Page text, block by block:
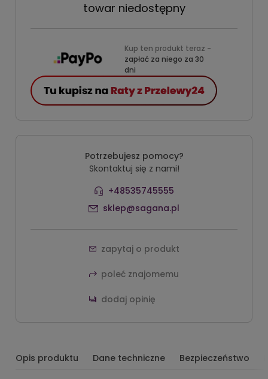
towar niedostępny
Kup ten produkt teraz -
zapłać za niego za 30
dni
Potrzebujesz pomocy?
Skontaktuj się z nami!
+48535745555
sklep@sagana.pl
zapytaj o produkt
poleć znajomemu
dodaj opinię
Opis produktu Dane techniczne Bezpieczeństwo